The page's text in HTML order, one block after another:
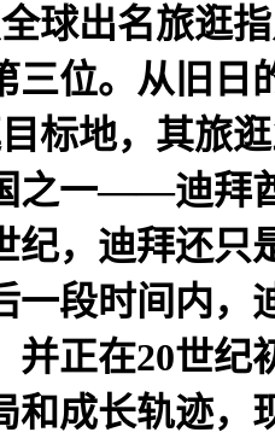
球出名旅逛
三位。从旧日
标地，其旅
之一——迪拜
，迪拜还只
段时间内，
正在20世纪
成长轨迹